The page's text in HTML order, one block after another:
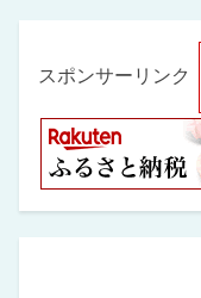
スポンサーリンク